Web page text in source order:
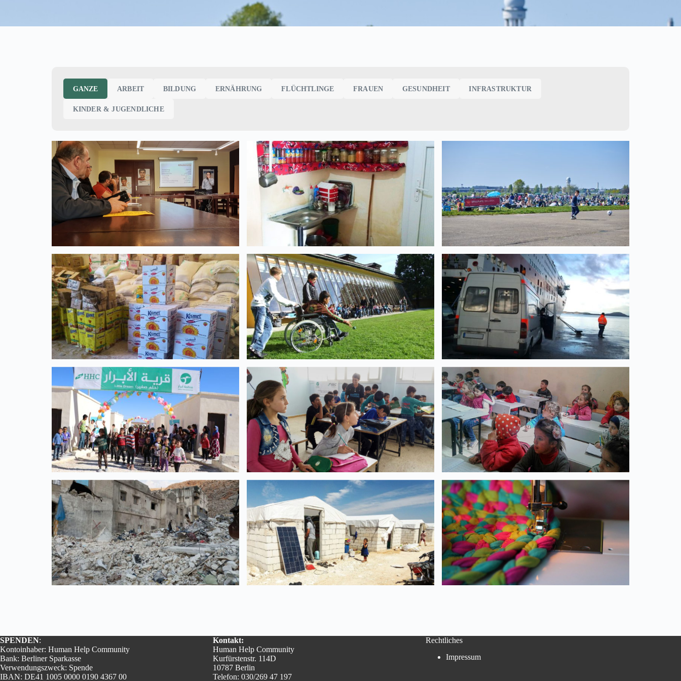
GANZE ARBEIT BILDUNG ERNÄHRUNG FLÜCHTLINGE FRAUEN GESUNDHEIT INFRASTRUKTUR
KINDER & JUGENDLICHE
Flüchtlingslager Little Dream Teil 2
BILDUNG
Patenschaften mit
Bildungsbenachteiligten | seit 2018
GESUNDHEIT
Medizinbedarf für Syrien | seit
KINDER & JUGENDLICHE
Schule für 250 Kinder in Syrien |
2017 – 2019
KINDER & JUGENDLICHE
Schule bei Aleppo | 2017 – 2021
ARBEIT
Nothilfe in Syrien | seit 2012
ARBEIT
Frauen-Berufs-Bildung in der
Türkei und in Syrien | 2017-2020
SPENDEN:
Kontoinhaber: Human Help Community
Bank: Berliner Sparkasse
Verwendungszweck: Spende
IBAN: DE41 1005 0000 0190 4367 00
Kontakt:
Human Help Community
Kurfürstenstr. 114D
10787 Berlin
Telefon: 030/269 47 197
Rechtliches
Impressum